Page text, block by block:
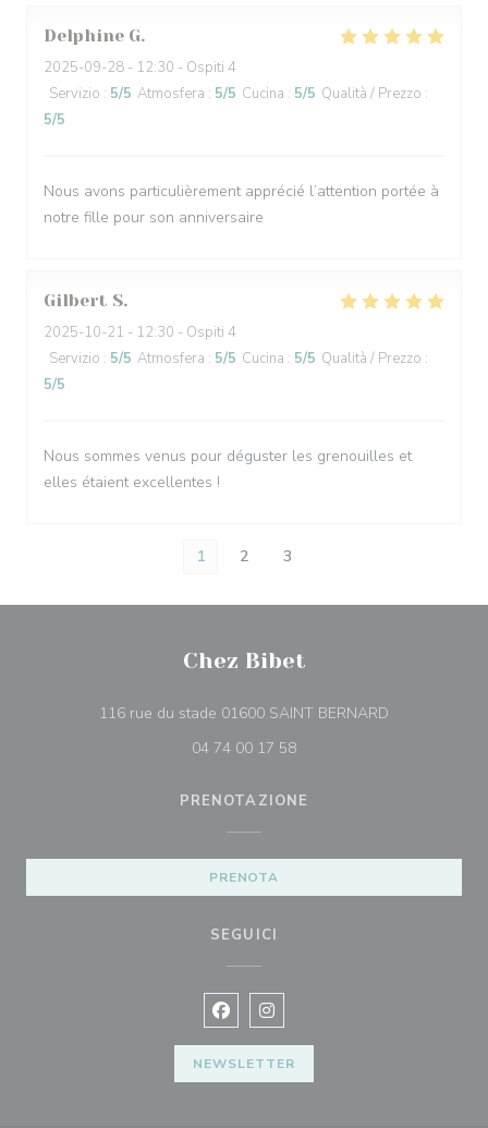
Delphine G
2025-09-28 - 12:30 - Ospiti 4
Servizio : 5/5 Atmosfera : 5/5 Cucina : 5/5 Qualità / Prezzo :
5/5
Nous avons particulièrement apprécié l’attention portée à
notre fille pour son anniversaire
Gilbert S
2025-10-21 - 12:30 - Ospiti 4
Servizio : 5/5 Atmosfera : 5/5 Cucina : 5/5 Qualità / Prezzo :
5/5
Nous sommes venus pour déguster les grenouilles et
elles étaient excellentes !
1 2 3
Chez Bibet
116 rue du stade 01600 SAINT BERNARD
04 74 00 17 58
PRENOTAZIONE
PRENOTA
SEGUICI
Facebook ((apre una nuova
Instagram ((apre una nuova
NEWSLETTER